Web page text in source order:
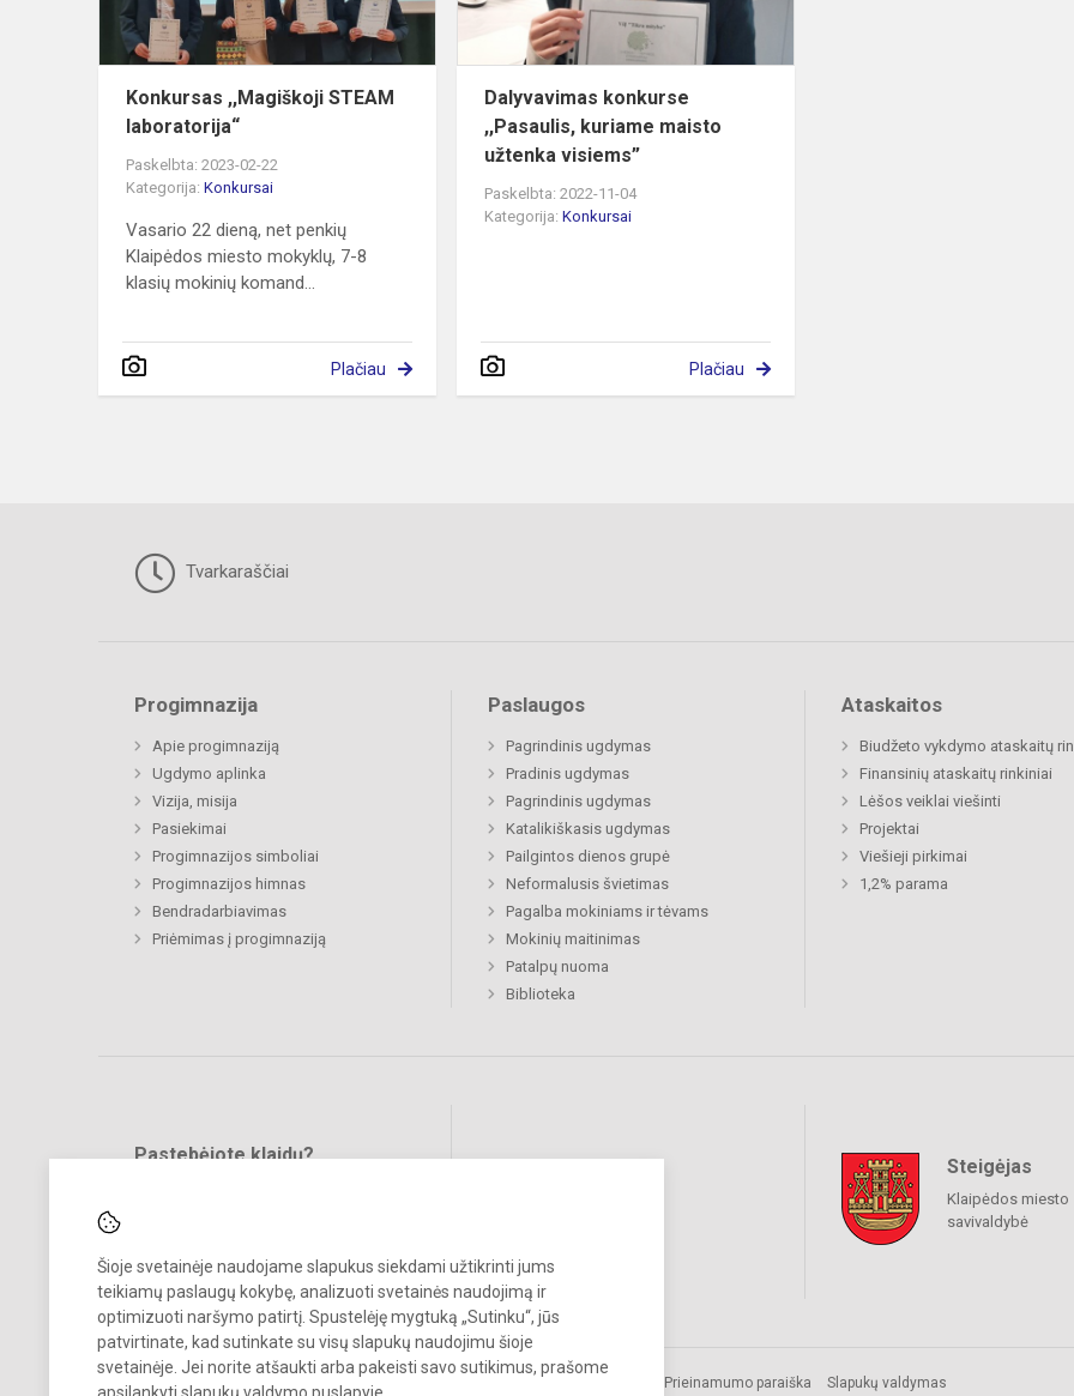
Šioje svetainėje naudojame slapukus siekdami užtikrinti jums
teikiamų paslaugų kokybę, analizuoti svetainės naudojimą ir
optimizuoti naršymo patirtį. Spustelėję mygtuką „Sutinku“, jūs
patvirtinate, kad sutinkate su visų slapukų naudojimu šioje
svetainėje. Jei norite atšaukti arba pakeisti savo sutikimus, prašome
Konkursas ,,Magiškoji STEAM
laboratorija“
Paskelbta: 2023-02-22
Kategorija: Konkursai
Vasario 22 dieną, net penkių
Klaipėdos miesto mokyklų, 7-8
klasių mokinių komand...
Plačiau
Dalyvavimas konkurse
,,Pasaulis, kuriame maisto
užtenka visiems”
Paskelbta: 2022-11-04
Kategorija:Konkursai
Plačiau
Tvarkaraščiai
Progimnazija
Apie progimnaziją
Ugdymo aplinka
Vizija, misija
Pasiekimai
Progimnazijos simboliai
Progimnazijos himnas
Bendradarbiavimas
Priėmimas į progimnaziją
Paslaugos
Pagrindinis ugdymas
Pradinis ugdymas
Pagrindinis ugdymas
Katalikiškasis ugdymas
Pailgintos dienos grupė
Neformalusis švietimas
Pagalba mokiniams ir tėvams
Mokinių maitinimas
Patalpų nuoma
Biblioteka
Ataskaitos
Biudžeto vykdymo ataskaitų
Finansinių ataskaitų rinkiniai
Lėšos veiklai viešinti
Projektai
Viešieji pirkimai
1,2% parama
Pastebėjote klaidų?
Steigėjas
Klaipėdos miesto
savivaldybė
© 2022. Klaipėdos Prano Mašioto progimnazija. Visos teisės saugomos.
Prieinamumo paraiška Slapukų valdymas